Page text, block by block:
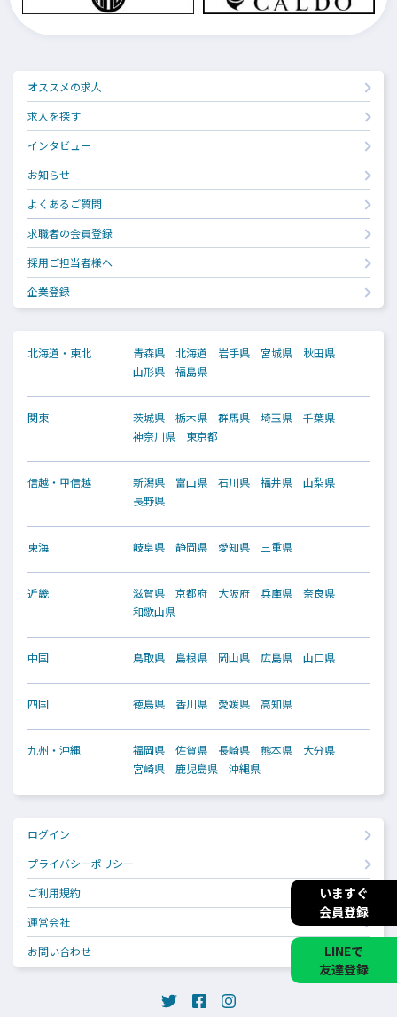
いますぐ
会員登録
LINEで
友達登録
オススメの求人
求人を探す
インタビュー
お知らせ
よくあるご質問
求職者の会員登録
採用ご担当者様へ
企業登録
北海道・東北 青森県 北海道 岩手県 宮城県
秋田県
山形県
福島県
関東 茨城県 栃木県 群馬県 埼玉県
千葉県
神奈川県
東京都
信越・甲信越 新潟県 富山県 石川県 福井県
山梨県
長野県
東海 岐阜県 静岡県 愛知県 三重県
近畿 滋賀県 京都府 大阪府 兵庫県
奈良県
和歌山県
中国 鳥取県 島根県 岡山県 広島県 山口県
四国 徳島県 香川県 愛媛県 高知県
九州・沖縄 福岡県 佐賀県 長崎県 熊本県
大分県
宮崎県
鹿児島県 沖縄県
ログイン
プライバシーポリシー
ご利用規約
運営会社
お問い合わせ